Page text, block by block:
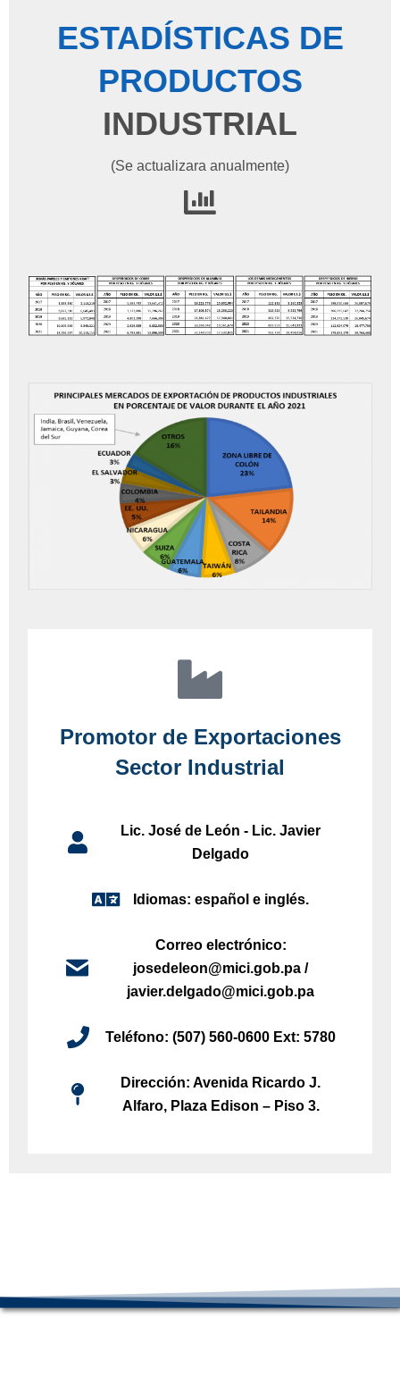
ESTADÍSTICAS DE
PRODUCTOS
INDUSTRIAL
(Se actualizara anualmente)
Promotor de Exportaciones
Sector Industrial
Lic. José de León - Lic. Javier
Delgado
Idiomas: español e inglés.
Correo electrónico:
josedeleon@mici.gob.pa /
javier.delgado@mici.gob.pa
Teléfono: (507) 560-0600 Ext: 5780
Dirección: Avenida Ricardo J.
Alfaro, Plaza Edison – Piso 3.